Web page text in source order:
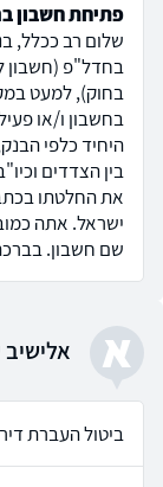
פתיחת חשבון
שלום רב ככלל,
בחדל"פ (חשבון
בחוק), למעט
בחשבון ו/או
היחיד כלפי
בין הצדדים
את החלטתו
ישראל. אתה
שם חשבון.
א אלישיב
ביטול העברת